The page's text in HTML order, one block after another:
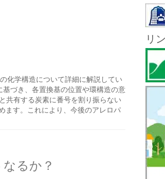
化学構造について詳細に解説してい
づき、各置換基の位置や環構造の意
共有する炭素に番号を割り振らない
ます。これにより、今後のアレロパ
るか？
リ